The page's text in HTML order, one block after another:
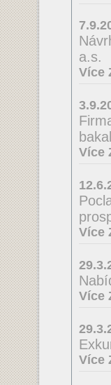
a.s.
Více
Více
Více
Více
Více